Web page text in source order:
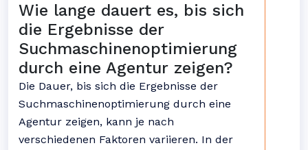
Wie lange dauert es, bis sich
die Ergebnisse der
Suchmaschinenoptimierung
durch eine Agentur zeigen?
Die Dauer, bis sich die Ergebnisse der
Suchmaschinenoptimierung durch eine
Agentur zeigen, kann je nach
verschiedenen Faktoren variieren. In der